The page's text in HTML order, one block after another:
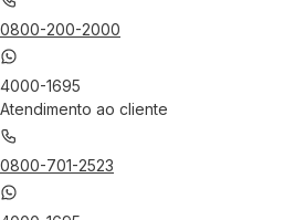
0800-200-2000
4000-1695
Atendimento ao cliente
0800-701-2523